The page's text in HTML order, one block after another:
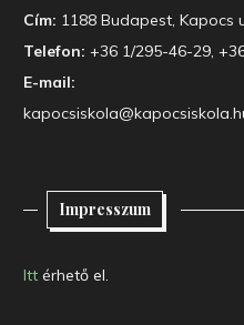
Cím: 1188 Budapest, Kapocs
Telefon: +36 1/295-46-29,
E-mail:
Impresszum
Itt érhető el.